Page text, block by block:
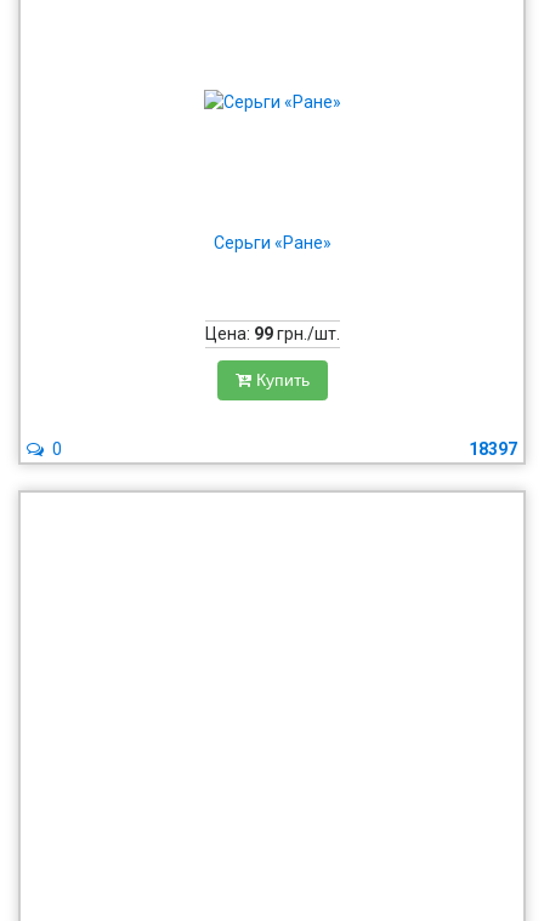
Серьги «Ране»
Цена: 99грн./шт.
Купить
18397
0